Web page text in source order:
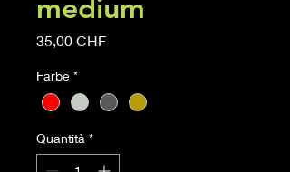
medium
35,00 CHFPrezzo
Farbe *
Quantità *